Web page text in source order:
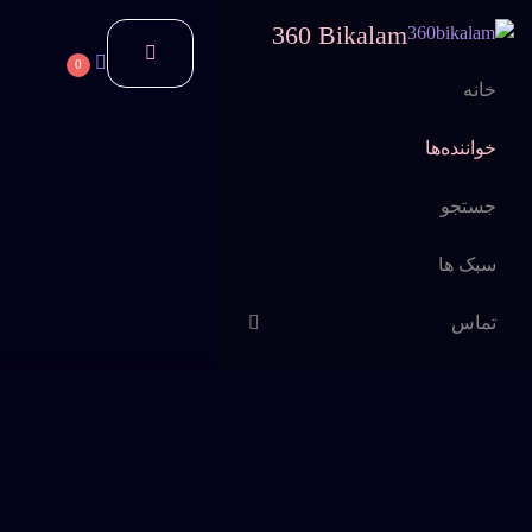
360 Bikalam
خانه
خواننده‌ها
جستجو
سبک ها
تماس
0